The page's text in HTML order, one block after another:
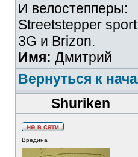
И велостепперы:
Streetstepper
3G и Brizon.
Имя: Дмитрий
Вернуться к
Shuriken
Вредина